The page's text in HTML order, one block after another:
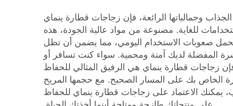
وجمالياتها الرائعة، فإن زجاجات قطارة ينماي
للغاية. مصنوعة من مواد عالية الجودة، هذه
صعوبات الاستخدام اليومي، مما يضمن أن تظل
المفضلة لديك آمنة ومحمية. سواء كنت تسافر أو
زجاجات قطارة ينماي هي الرفيق المثالي للحفاظ
الخاص بك على المسار الصحيح. مع حجمها المريح
يمكنك الاعتماد على زجاجات قطارة ينماي للحفاظ